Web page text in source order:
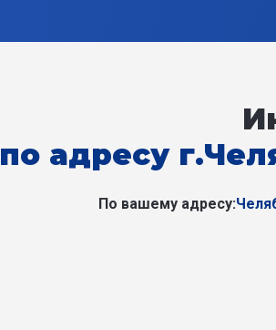
по адресу
По вашему адресу: